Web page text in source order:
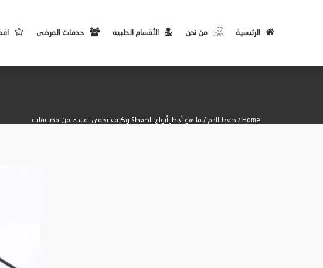
الرئيسية من نحن الأقسام الطبية خدمات المرضى
Home
/ ضغط الدم / ما هو أخطر أنواع الضغط؟ وكيف تحمي نفسك من مضاعفاته